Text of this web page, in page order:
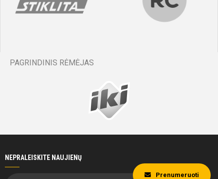
PAGRINDINIS RĖMĖJAS
NEPRALEISKITE NAUJIENŲ
Prenumeruoti